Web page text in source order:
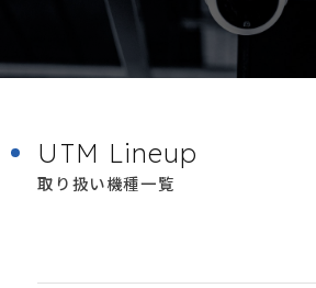
UTM Lineup
取り扱い機種一覧